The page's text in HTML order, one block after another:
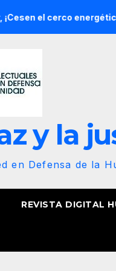
energético y el
y la
en Defensa de la
REVISTA DIGITAL